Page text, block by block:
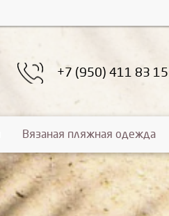
+7 (950) 411 83 15
Вязаная пляжная одежда